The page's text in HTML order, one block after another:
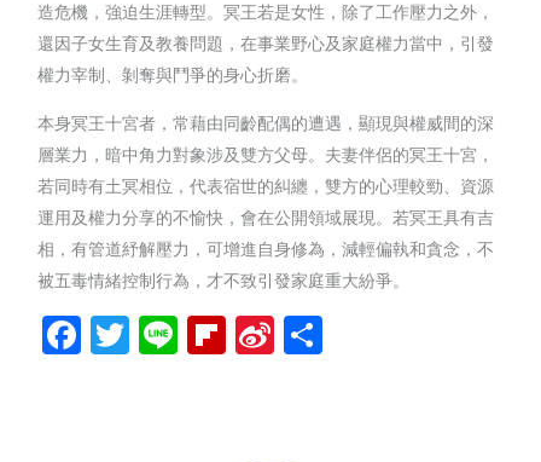
造危機，強迫生涯轉型。冥王若是女性，除了工作壓力之外，
還因子女生育及教養問題，在事業野心及家庭權力當中，引發
權力宰制、剝奪與鬥爭的身心折磨。
本身冥王十宮者，常藉由同齡配偶的遭遇，顯現與權威間的深
層業力，暗中角力對象涉及雙方父母。夫妻伴侶的冥王十宮，
若同時有土冥相位，代表宿世的糾纏，雙方的心理較勁、資源
運用及權力分享的不愉快，會在公開領域展現。若冥王具有吉
相，有管道紓解壓力，可增進自身修為，減輕偏執和貪念，不
被五毒情緒控制行為，才不致引發家庭重大紛爭。
Facebook
Twitter
LineFlipboard
Sina